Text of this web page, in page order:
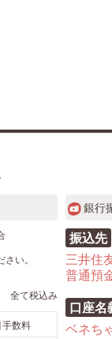
い。
全て税込み
数料
銀行
振込先
三井住
普通預
口座名
ベネち